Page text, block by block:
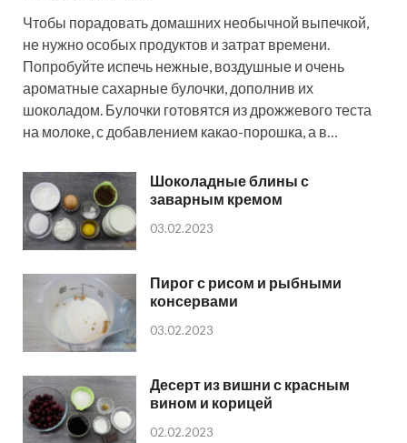
Чтобы порадовать домашних необычной выпечкой,
не нужно особых продуктов и затрат времени.
Попробуйте испечь нежные, воздушные и очень
ароматные сахарные булочки, дополнив их
шоколадом. Булочки готовятся из дрожжевого теста
на молоке, с добавлением какао-порошка, а в…
Шоколадные блины с
заварным кремом
03.02.2023
Пирог с рисом и рыбными
консервами
03.02.2023
Десерт из вишни с красным
вином и корицей
02.02.2023